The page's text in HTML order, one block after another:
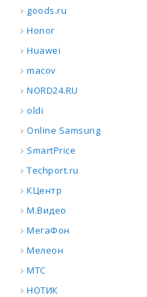
goods.ru
Honor
Huawei
macov
NORD24.RU
oldi
Online Samsung
SmartPrice
Techport.ru
КЦентр
М.Видео
МегаФон
Мелеон
МТС
НОТИК